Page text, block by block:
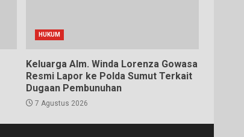
HUKUM
Keluarga Alm. Winda Lorenza Gowasa
Resmi Lapor ke Polda Sumut Terkait
Dugaan Pembunuhan
7 Agustus 2026